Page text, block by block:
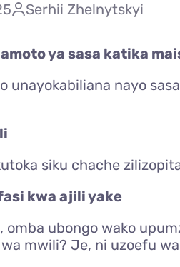
Serhii Zhelnytskyi
ya sasa katika
unayokabiliana nayo
siku chache
kwa ajili yake
omba ubongo wako
mwili? Je, ni uzoefu